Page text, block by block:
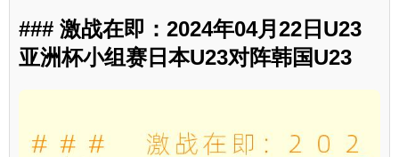
### 激战在即：2024年04月22日U23
亚洲杯小组赛日本U23对阵韩国U23